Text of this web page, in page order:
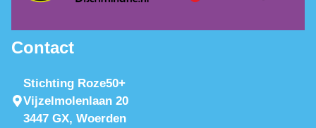
Contact
Stichting Roze50+
Vijzelmolenlaan 20
3447 GX, Woerden